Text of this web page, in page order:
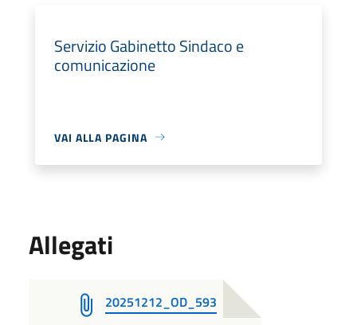
Servizio Gabinetto Sindaco e
comunicazione
VAI ALLA PAGINA
Allegati
20251212_OD_593